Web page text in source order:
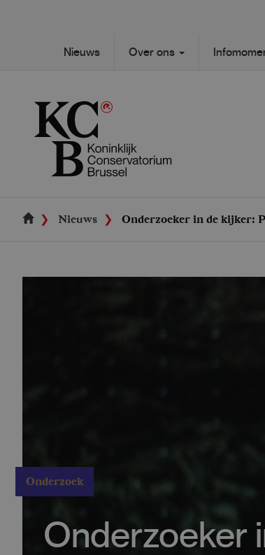
Secondary
navigation
Nieuws Over ons
navigation
Nieuws Onderzoeker in de kijker:
Onderzoek
Onderzoeker